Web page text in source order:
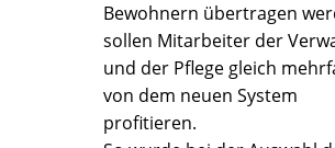
Bewohnern übertragen
sollen Mitarbeiter der
und der Pflege gleich
von dem neuen System
profitieren.